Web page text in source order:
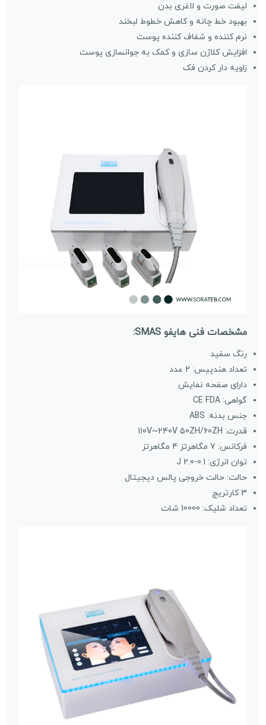
لیفت صورت و لاغری بدن
بهبود خط چانه و کاهش خطوط لبخند
نرم کننده و شفاف کننده پوست
افزایش کلاژن سازی و کمک به جوانسازی پوست
زاویه دار کردن فک
مشخصات فنی هایفو SMAS:
رنگ سفید
تعداد هندپیس: 2 عدد
دارای صفحه نمایش
گواهی: CE FDA
جنس بدنه: ABS
قدرت: 110V~240V 50ZH/60ZH
فرکانس: 7 مگاهرتز 4 مگاهرتز
توان انرژی: 0.1-2.0 J
حالت: حالت خروجی پالس دیجیتال
3 کارتریج
تعداد شلیک: 10000 شات